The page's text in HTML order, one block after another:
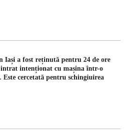
Iași a fost reținută pentru 24 de ore
intenționat cu mașina într-o
Este cercetată pentru schingiuirea